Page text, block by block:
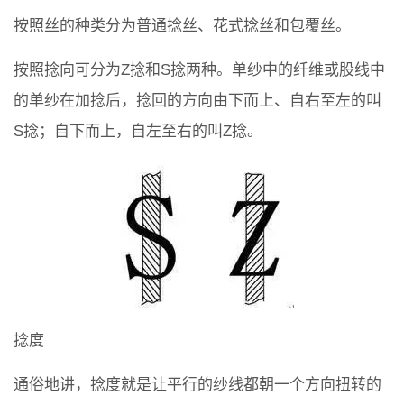
按照丝的种类分为普通捻丝、花式捻丝和包覆丝。
按照捻向可分为Z捻和S捻两种。单纱中的纤维或股线中
的单纱在加捻后，捻回的方向由下而上、自右至左的叫
S捻；自下而上，自左至右的叫Z捻。
捻度
通俗地讲，捻度就是让平行的纱线都朝一个方向扭转的